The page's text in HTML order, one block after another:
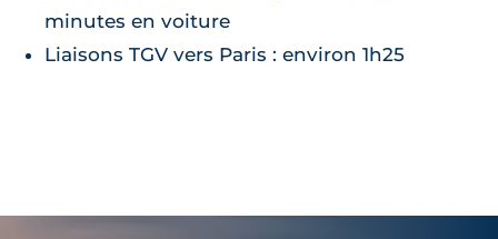
minutes en voiture
Liaisons TGV vers Paris : environ 1h25